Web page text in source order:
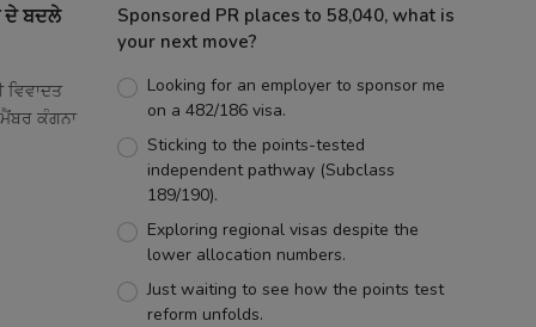
ਦੇ ਬਦਲੇ
ਕੰਗਨਾ
Sponsored PR places to 58,040, what is
your next move?
Looking for an employer to sponsor me
on a 482/186 visa.
Sticking to the points-tested
independent pathway (Subclass
189/190).
Exploring regional visas despite the
lower allocation numbers.
Just waiting to see how the points test
reform unfolds.